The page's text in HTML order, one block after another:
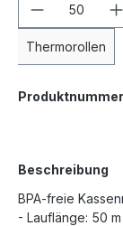
Thermorollen
Beschreibung
BPA-freie
- Lauflänge: 50